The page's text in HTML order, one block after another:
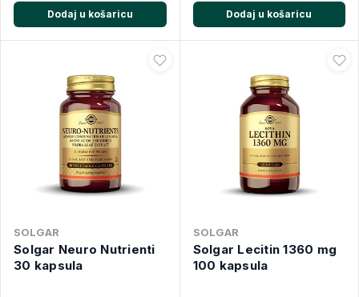
Dodaj u košaricu Dodaj u košaricu
SOLGAR
Solgar Neuro Nutrienti
30 kapsula
SOLGAR
Solgar Lecitin 1360 mg
100 kapsula